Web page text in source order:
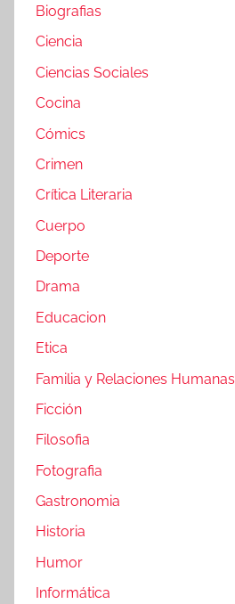
Biografias
Ciencia
Ciencias Sociales
Cocina
Cómics
Crimen
Crítica Literaria
Cuerpo
Deporte
Drama
Educacion
Etica
Familia y Relaciones Humanas
Ficción
Filosofia
Fotografia
Gastronomia
Historia
Humor
Informática